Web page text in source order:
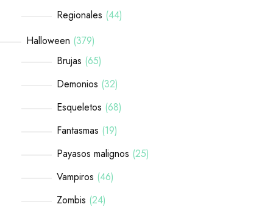
Regionales 44
Halloween 379
Brujas 65
Demonios 32
Esqueletos 68
Fantasmas 19
Payasos malignos 25
Vampiros 46
Zombis 24